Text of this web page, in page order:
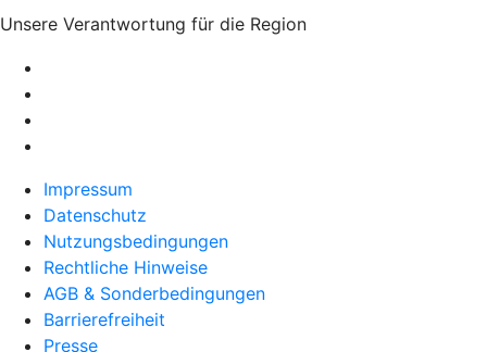
Unsere Verantwortung für die Region
Impressum
Datenschutz
Nutzungsbedingungen
Rechtliche Hinweise
AGB & Sonderbedingungen
Barrierefreiheit
Presse